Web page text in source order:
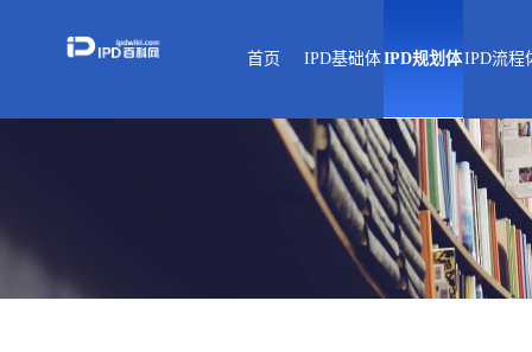
首页 IPD基础体
系
战略解码
产品/平台战略
研发战略
IPD基础知识
IPD规划体
系
平台规划
技术规划
产品规划
IPD流程
系
技术
产品
需求
IPD使